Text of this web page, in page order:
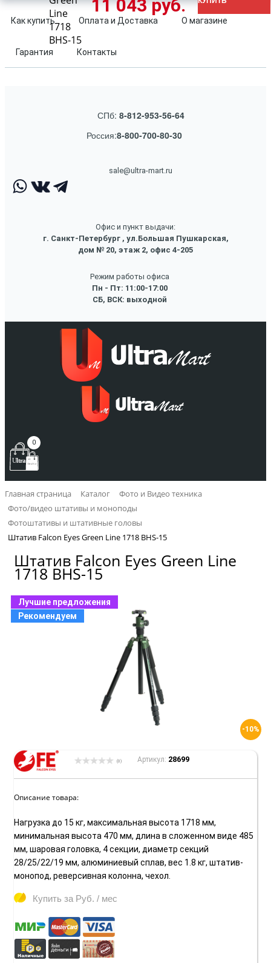
Как купить Оплата и Доставка О магазине
Гарантия Контакты
СПб: 8-812-953-56-64
Россия:8-800-700-80-30
sale@ultra-mart.ru
Офис и пункт выдачи:
г. Санкт-Петербург , ул.Большая Пушкарская,
дом № 20, этаж 2, офис 4-205
Режим работы офиса
Пн - Пт: 11:00-17:00
СБ, ВСК: выходной
0
Главная страница Каталог
Фото и Видео техника
Фото/видео штативы и моноподы
Фотоштативы и штативные головы
Штатив Falcon Eyes Green Line 1718 BHS-15
Штатив Falcon Eyes Green Line
1718 BHS-15
Лучшие предложения
Рекомендуем
-10%
(0) Артикул: 28699
Описание товара:
Нагрузка до 15 кг, максимальная высота 1718 мм,
минимальная высота 470 мм, длина в сложенном виде 485
мм, шаровая головка, 4 секции, диаметр секций
28/25/22/19 мм, алюминиевый сплав, вес 1.8 кг, штатив-
монопод, реверсивная колонна, чехол.
Купить за Руб. / мес
Line
1718
BHS-15
11 043 руб.